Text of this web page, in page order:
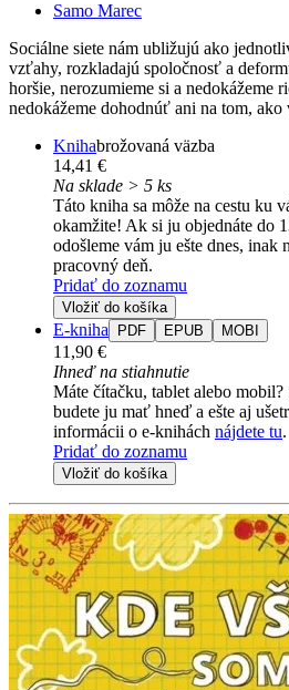
Samo Marec
Sociálne siete nám ubližujú ako
vzťahy, rozkladajú spoločnosť a
horšie, nerozumieme si a nedokážeme
nedokážeme dohodnúť ani na tom, ako
Knihabrožovaná väzba
14,41 €
Na sklade > 5 ks
Táto kniha sa môže na cestu ku
okamžite! Ak si ju objednáte do
odošleme vám ju ešte dnes, inak
pracovný deň.
Pridať do zoznamu
Vložiť do košíka
E-kniha PDF EPUB MOBI
11,90 €
Ihneď na stiahnutie
Máte čítačku, tablet alebo
budete ju mať hneď a ešte aj
informácii o e-knihách nájdete tu.
Pridať do zoznamu
Vložiť do košíka